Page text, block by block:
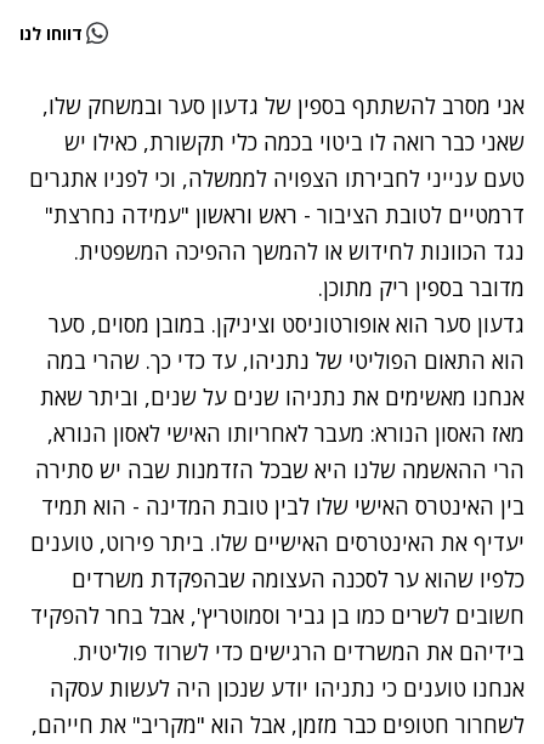
דווחו לנו
אני מסרב להשתתף בספין של גדעון סער ובמשחק שלו,
שאני כבר רואה לו ביטוי בכמה כלי תקשורת, כאילו יש
טעם ענייני לחבירתו הצפויה לממשלה, וכי לפניו אתגרים
דרמטיים לטובת הציבור - ראש וראשון "עמידה נחרצת"
נגד הכוונות לחידוש או להמשך ההפיכה המשפטית.
מדובר בספין ריק מתוכן.
גדעון סער הוא אופורטוניסט וציניקן. במובן מסוים, סער
הוא התאום הפוליטי של נתניהו, עד כדי כך. שהרי במה
אנחנו מאשימים את נתניהו שנים על שנים, וביתר שאת
מאז האסון הנורא: מעבר לאחריותו האישי לאסון הנורא,
הרי ההאשמה שלנו היא שבכל הזדמנות שבה יש סתירה
בין האינטרס האישי שלו לבין טובת המדינה - הוא תמיד
יעדיף את האינטרסים האישיים שלו. ביתר פירוט, טוענים
כלפיו שהוא ער לסכנה העצומה שבהפקדת משרדים
חשובים לשרים כמו בן גביר וסמוטריץ', אבל בחר להפקיד
בידיהם את המשרדים הרגישים כדי לשרוד פוליטית.
אנחנו טוענים כי נתניהו יודע שנכון היה לעשות עסקה
לשחרור חטופים כבר מזמן, אבל הוא "מקריב" את חייהם,